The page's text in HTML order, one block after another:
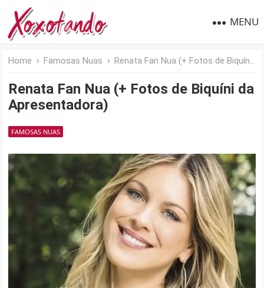
MENU
Home Famosas Nuas Renata Fan Nua (+ Fotos de Biquíni da Apresentadora)
Renata Fan Nua (+ Fotos de Biquíni da
Apresentadora)
FAMOSAS NUAS